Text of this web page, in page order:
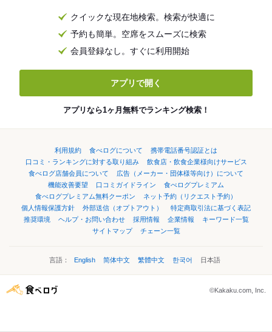
クイックな現在地検索。検索が快適に
予約も簡単。空席をスムーズに検索
会員登録なし。すぐに利用開始
アプリで開く
アプリなら1ヶ月無料でランキング検索！
利用規約 食べログについて
携帯電話番号認証とは
口コミ・ランキングに対する取り組み
飲食店・飲食企業様向けサービス
食べログ店舗会員について
広告（メーカー・団体様等向け）について
機能改善要望
口コミガイドライン
食べログプレミアム
食べログプレミアム無料クーポン
ネット予約（リクエスト予約）
個人情報保護方針
外部送信（オプトアウト）
特定商取引法に基づく表記
推奨環境
ヘルプ・お問い合わせ 採用情報 企業情報
キーワード一覧
サイトマップ
チェーン一覧
言語： English 简体中文 繁體中文 한국어 日本語
©Kakaku.com, Inc.